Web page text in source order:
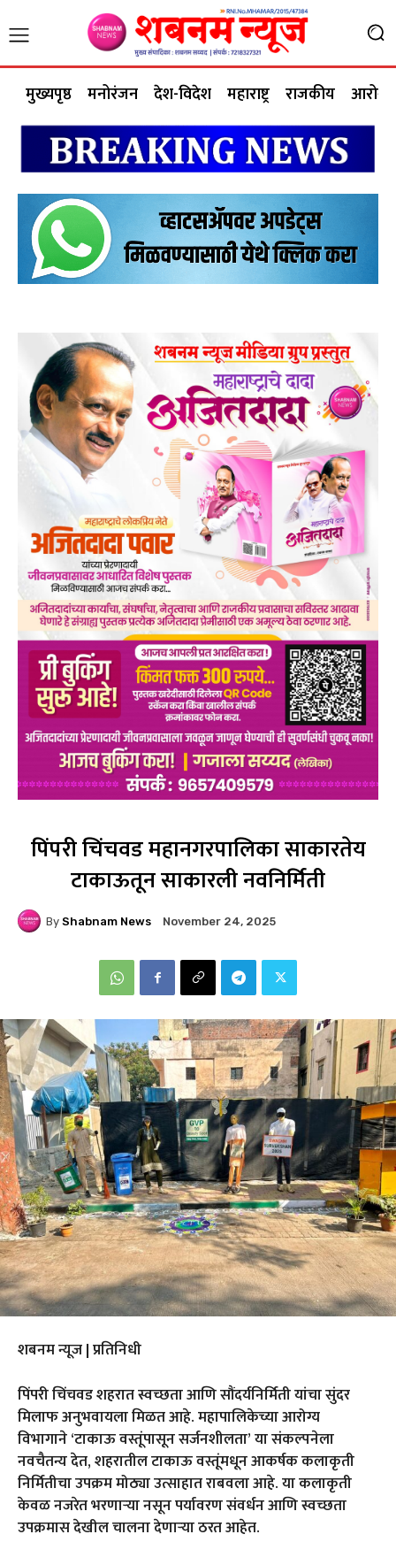
मुख्यपृष्ठ मनोरंजन देश-विदेश महाराष्ट्र राजकीय आरोग्य
पिंपरी चिंचवड महानगरपालिका साकारतेय
टाकाऊतून साकारली नवनिर्मिती
By Shabnam News November 24, 2025
शबनम न्यूज | प्रतिनिधी
पिंपरी चिंचवड शहरात स्वच्छता आणि सौंदर्यनिर्मिती यांचा सुंदर
मिलाफ अनुभवायला मिळत आहे. महापालिकेच्या आरोग्य
विभागाने‘टाकाऊ वस्तूंपासून सर्जनशीलता’या संकल्पनेला
नवचैतन्य देत,शहरातील टाकाऊ वस्तूंमधून आकर्षक कलाकृती
निर्मितीचा उपक्रम मोठ्या उत्साहात राबवला आहे. या कलाकृती
केवळ नजरेत भरणाऱ्या नसून पर्यावरण संवर्धन आणि स्वच्छता
उपक्रमास देखील चालना देणाऱ्या ठरत आहेत.